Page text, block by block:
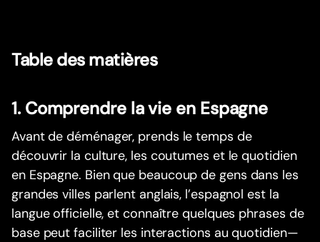
Table des matières
1. Comprendre la vie en Espagne
Avant de déménager, prends le temps de
découvrir la culture, les coutumes et le quotidien
en Espagne. Bien que beaucoup de gens dans les
grandes villes parlent anglais, l’espagnol est la
langue officielle, et connaître quelques phrases de
base peut faciliter les interactions au quotidien—